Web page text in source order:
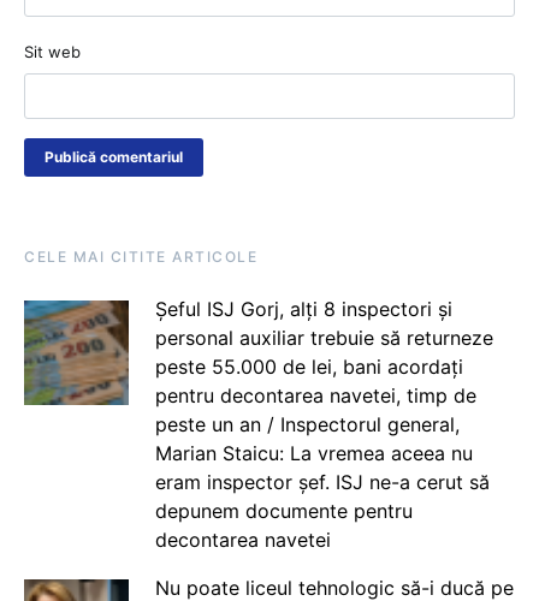
Sit web
CELE MAI CITITE ARTICOLE
Șeful ISJ Gorj, alți 8 inspectori și
personal auxiliar trebuie să returneze
peste 55.000 de lei, bani acordați
pentru decontarea navetei, timp de
peste un an / Inspectorul general,
Marian Staicu: La vremea aceea nu
eram inspector șef. ISJ ne-a cerut să
depunem documente pentru
decontarea navetei
Nu poate liceul tehnologic să-i ducă pe